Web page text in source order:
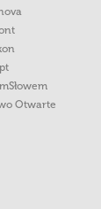
Otwarte